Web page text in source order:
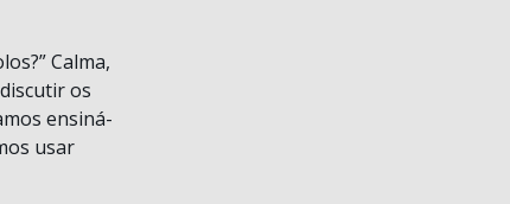
Calma,
os
ensiná-
usar